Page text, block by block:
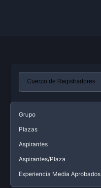
Grupo
Plazas
Aspirantes
Aspirantes/Plaza
Experiencia Media Aprobados